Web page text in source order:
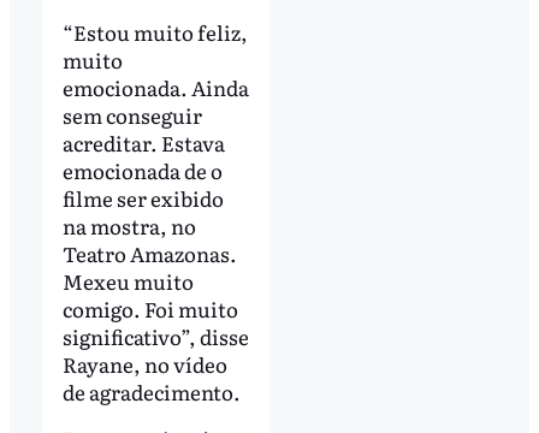
“Estou muito feliz,
muito
emocionada. Ainda
sem conseguir
acreditar. Estava
emocionada de o
filme ser exibido
na mostra, no
Teatro Amazonas.
Mexeu muito
comigo. Foi muito
significativo”, disse
Rayane, no vídeo
de agradecimento.